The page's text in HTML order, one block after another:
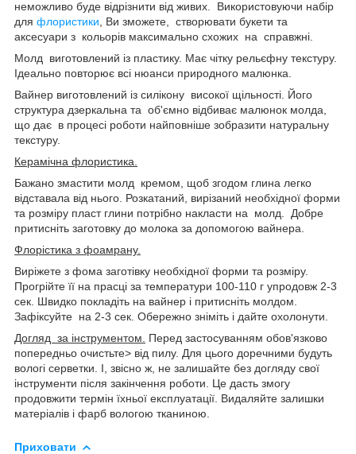
неможливо буде відрізнити від живих. Використовуючи набір
для флористики , Ви зможете, створювати букети та
аксесуари з кольорів максимально схожих на справжні.
Молд виготовлений із пластику. Має чітку рельєфну текстуру.
Ідеально повторює всі нюанси природного малюнка.
Вайнер виготовлений із силікону високої щільності. Його
структура дзеркальна та об'ємно відбиває малюнок молда,
що дає в процесі роботи найповніше зобразити натуральну
текстуру.
Керамічна флористика.
Бажано змастити молд кремом, щоб згодом глина легко
відставала від нього. Розкатаний, вирізаний необхідної форми
та розміру пласт глини потрібно накласти на молд. Добре
притисніть заготовку до молока за допомогою вайнера.
Флорістика з фоамрану.
Виріжете з фома заготівку необхідної форми та розміру.
Прогрійте її на прасці за температури 100-110 г упродовж 2-3
сек. Швидко покладіть на вайнер і притисніть молдом.
Зафіксуйте на 2-3 сек. Обережно зніміть і дайте охолонути.
Догляд за інструментом.
Перед застосуванням обов'язково
попередньо очистьте> від пилу. Для цього доречними будуть
вологі серветки. І, звісно ж, не залишайте без догляду свої
інструменти після закінчення роботи. Це дасть змогу
продовжити термін їхньої експлуатації. Видаляйте залишки
матеріалів і фарб вологою тканиною.
Приховати